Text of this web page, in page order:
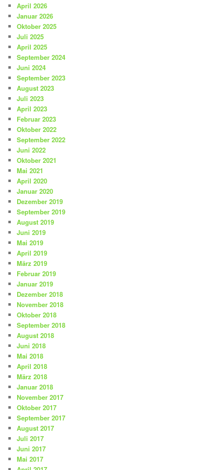
April 2026
Januar 2026
Oktober 2025
Juli 2025
April 2025
September 2024
Juni 2024
September 2023
August 2023
Juli 2023
April 2023
Februar 2023
Oktober 2022
September 2022
Juni 2022
Oktober 2021
Mai 2021
April 2020
Januar 2020
Dezember 2019
September 2019
August 2019
Juni 2019
Mai 2019
April 2019
März 2019
Februar 2019
Januar 2019
Dezember 2018
November 2018
Oktober 2018
September 2018
August 2018
Juni 2018
Mai 2018
April 2018
März 2018
Januar 2018
November 2017
Oktober 2017
September 2017
August 2017
Juli 2017
Juni 2017
Mai 2017